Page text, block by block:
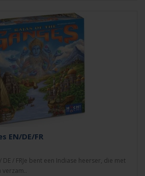
EN/DE/FR
DE / FRJe bent een Indiase heerser, die met